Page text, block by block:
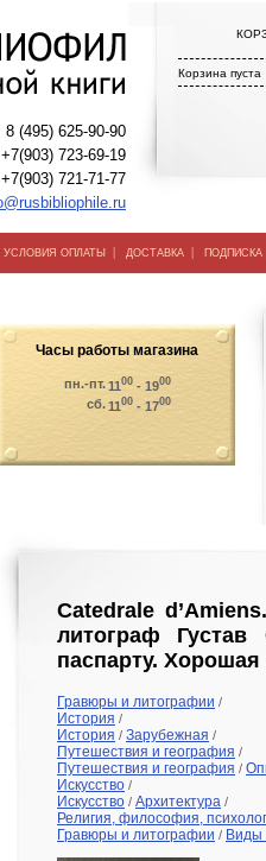
8 (495) 625-90-90
+7(903) 723-69-19
+7(903) 721-71-77
Корзина пуста
УСЛОВИЯ ОПЛАТЫ | ДОСТАВКА | ПОДПИСКА
Часы работы магазина
пн.-пт.1100 - 1900
сб.1100 - 1700
Catedrale
литограф
паспарту. Хорошая
Гравюры и литографии /
История /
История / Зарубежная /
Путешествия и география /
Путешествия и география /
Искусство /
Искусство / Архитектура /
Религия, философия,
Гравюры и литографии / Виды